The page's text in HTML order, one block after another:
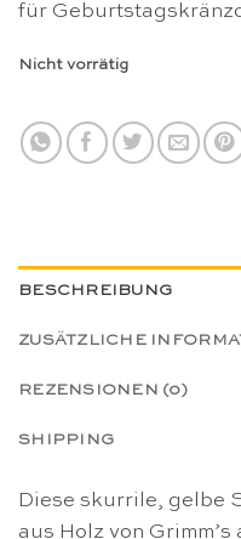
für
Nicht vorrätig
BESCHREIBUNG
ZUSÄTZLICHE
REZENSIONEN (0)
SHIPPING
Diese skurrile, gelbe
aus Holz von